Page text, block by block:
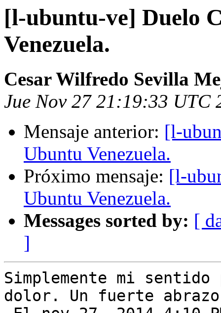
[l-ubuntu-ve] Duelo
Venezuela.
Cesar Wilfredo Sevilla
Jue Nov 27 21:19:33 UTC
Mensaje anterior: [l-
Ubuntu Venezuela.
Próximo mensaje: [l-
Ubuntu Venezuela.
Messages sorted by: [
]
Simplemente mi sentido
dolor. Un fuerte